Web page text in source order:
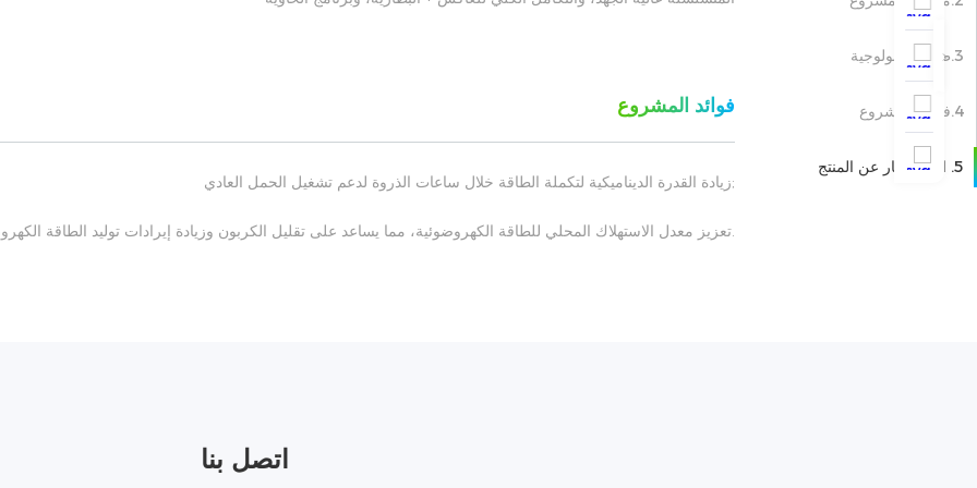
فوائد المشروع
;زيادة القدرة الديناميكية لتكملة الطاقة خلال ساعات الذروة لدعم تشغيل الحمل العادي
.تعزيز معدل الاستهلاك المحلي للطاقة الكهروضوئية، مما يساعد على تقليل الكربون وزيادة إيرادات توليد الطاقة
اتصل بنا
3.طفرة تكنولوجية
4.فوائد المشروع
5. الاستفسار عن المنتج